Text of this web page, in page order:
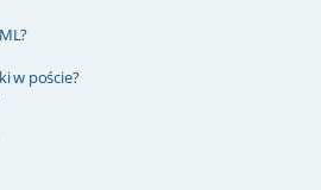
w poście?